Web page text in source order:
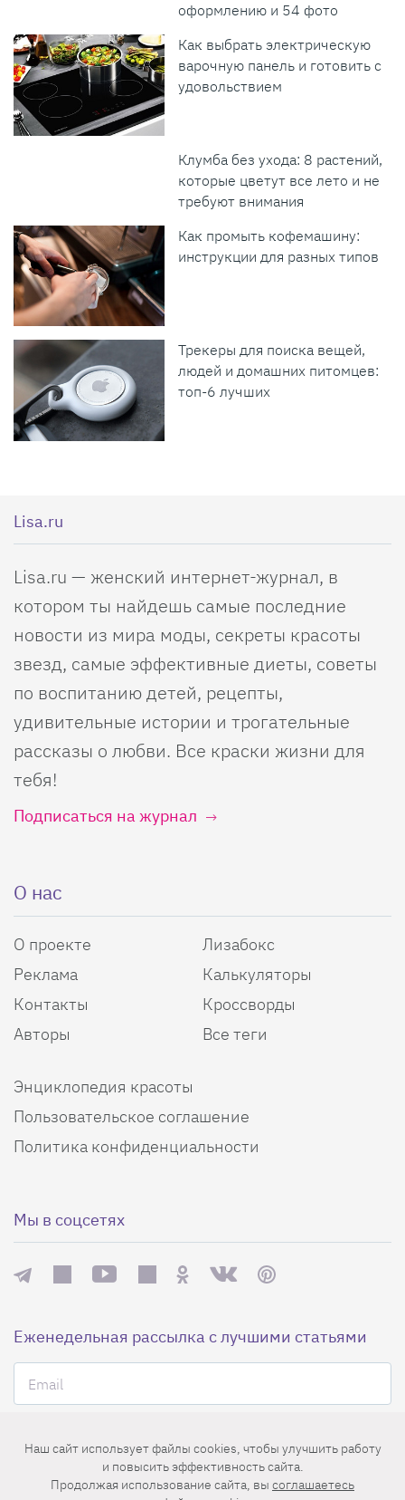
оформлению и 54 фото
Как выбрать электрическую
варочную панель и готовить с
удовольствием
Клумба без ухода: 8 растений,
которые цветут все лето и не
требуют внимания
Как промыть кофемашину:
инструкции для разных типов
Трекеры для поиска вещей,
людей и домашних питомцев:
топ-6 лучших
Lisa.ru
Lisa.ru — женский интернет-журнал, в
котором ты найдешь самые последние
новости из мира моды, секреты красоты
звезд, самые эффективные диеты, советы
по воспитанию детей, рецепты,
удивительные истории и трогательные
рассказы о любви. Все краски жизни для
тебя!
Подписаться на журнал
О нас
О проекте
Реклама
Контакты
Авторы
Лизабокс
Калькуляторы
Кроссворды
Все теги
Энциклопедия красоты
Пользовательское соглашение
Политика конфиденциальности
Мы в соцсетях
Еженедельная рассылка с лучшими статьями
Нажимая на кнопку «Подписаться», вы принимаете условия
Наш сайт использует файлы cookies, чтобы улучшить работу
и повысить эффективность сайта.
Продолжая использование сайта, вы соглашаетесь